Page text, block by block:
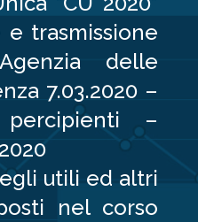
trasmissione
delle
7.03.2020 –
–
utili ed altri
nel corso